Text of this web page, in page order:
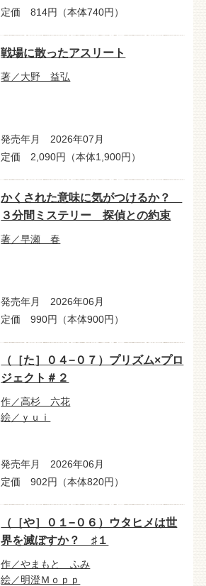
定価 814円（本体740円）
戦場に散ったアスリート
著／大野 益弘
発売年月 2026年07月
定価 2,090円（本体1,900円）
かくされた意味に気がつけるか？
３分間ミステリー 探偵との約束
著／早瀬 春
発売年月 2026年06月
定価 990円（本体900円）
（［た］０４−０７）プリズム×プロ
ジェクト＃２
作／高杉 六花
絵／ｙｕｉ
発売年月 2026年06月
定価 902円（本体820円）
（［や］０１−０６）ウタヒメは世
界を滅ぼすか？ ♯１
作／やまもと ふみ
絵／明澄Ｍｏｐｐ